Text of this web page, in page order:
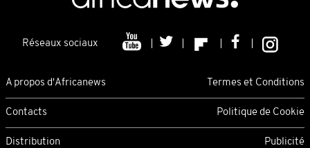
Réseaux sociaux
A propos d'Africanews Termes et Conditions
Contacts Politique de Cookie
Distribution Publicité